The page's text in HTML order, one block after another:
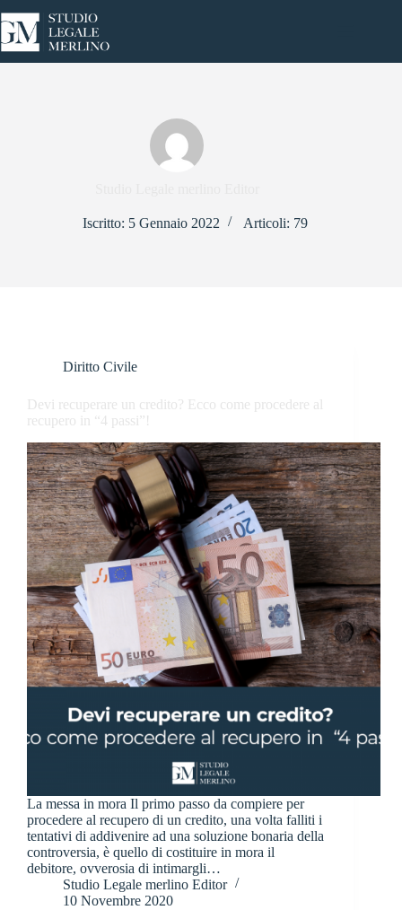
al
contenuto
Iscritto: 5 Gennaio 2022 Articoli: 79
Diritto Civile
Devi recuperare un credito? Ecco come procedere al
recupero in “4 passi”!
La messa in mora Il primo passo da compiere per
procedere al recupero di un credito, una volta falliti i
tentativi di addivenire ad una soluzione bonaria della
controversia, è quello di costituire in mora il
debitore, ovverosia di intimargli…
Studio Legale merlino Editor
10 Novembre 2020